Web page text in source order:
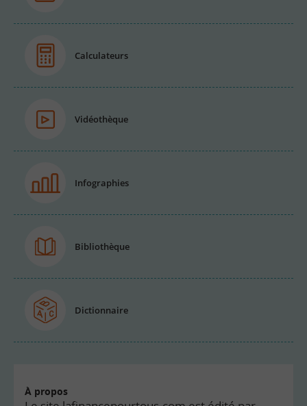
Calculateurs
Vidéothèque
Infographies
Bibliothèque
Dictionnaire
À propos